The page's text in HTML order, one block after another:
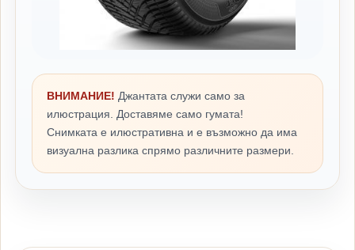
ВНИМАНИЕ! Джантата служи само за
илюстрация. Доставяме само гумата!
Снимката е илюстративна и е възможно да има
визуална разлика спрямо различните размери.